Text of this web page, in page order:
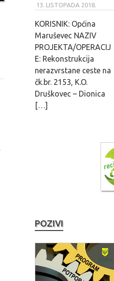
13. LISTOPADA 2018.
KORISNIK: Općina
Maruševec NAZIV
PROJEKTA/OPERACIJ
E: Rekonstrukcija
nerazvrstane ceste na
čk.br. 2153, K.O.
Druškovec – Dionica
[…]
POZIVI